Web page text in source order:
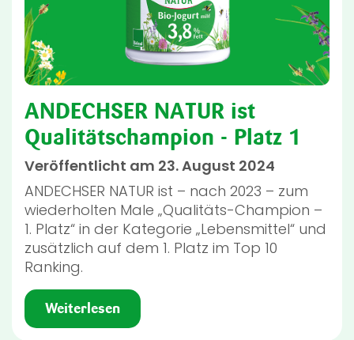
ANDECHSER NATUR ist
Qualitätschampion - Platz 1
Veröffentlicht am 23. August 2024
ANDECHSER NATUR ist – nach 2023 – zum
wiederholten Male „Qualitäts-Champion –
1. Platz“ in der Kategorie „Lebensmittel“ und
zusätzlich auf dem 1. Platz im Top 10
Ranking.
Weiterlesen